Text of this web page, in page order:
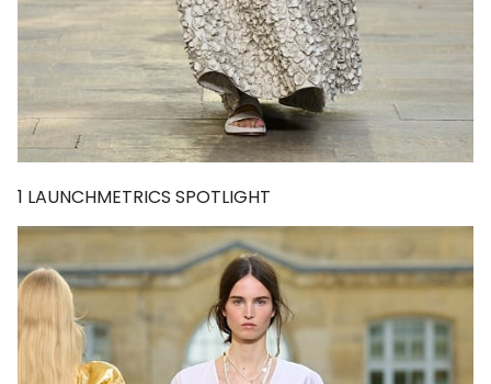
1 LAUNCHMETRICS SPOTLIGHT